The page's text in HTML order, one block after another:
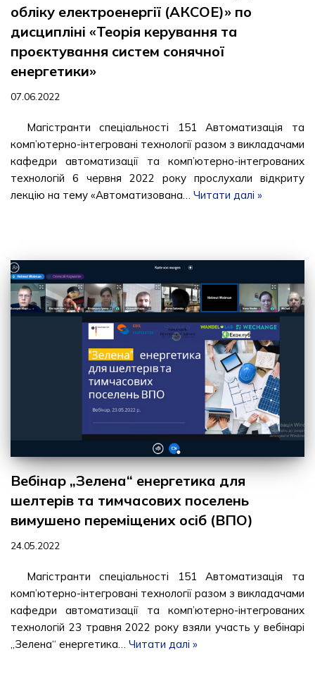
обліку електроенергії (АКСОЕ)» по
дисципліні «Теорія керування та
проєктування систем сонячної
енергетики»
07.06.2022
Магістранти спеціальності 151 Автоматизація та
комп’ютерно-інтегровані технології разом з викладачами
кафедри автоматизації та комп’ютерно-інтегрованих
технологій 6 червня 2022 року прослухали відкриту
лекцію на тему «Автоматизована… Читати далі »
Вебінар „Зелена“ енергетика для
шелтерів та тимчасових поселень
вимушено переміщених осіб (ВПО)
24.05.2022
Магістранти спеціальності 151 Автоматизація та
комп’ютерно-інтегровані технології разом з викладачами
кафедри автоматизації та комп’ютерно-інтегрованих
технологій 23 травня 2022 року взяли участь у вебінарі
„Зелена“ енергетика… Читати далі »